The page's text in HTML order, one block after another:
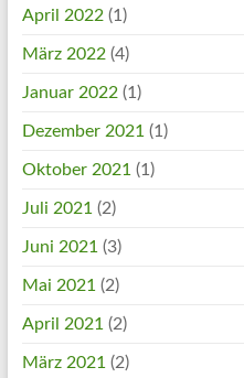
April 2022(1)
März 2022(4)
Januar 2022(1)
Dezember 2021 (1)
Oktober 2021 (1)
Juli 2021 (2)
Juni 2021 (3)
Mai 2021 (2)
April 2021 (2)
März 2021 (2)